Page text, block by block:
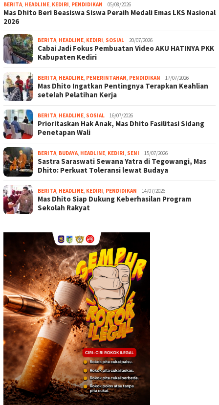
BERITA, HEADLINE, KEDIRI, PENDIDIKAN 05/08/2026
Mas Dhito Beri Beasiswa Siswa Peraih Medali Emas LKS Nasional
2026
BERITA, HEADLINE, KEDIRI, SOSIAL 20/07/2026
Cabai Jadi Fokus Pembuatan Video AKU HATINYA PKK
Kabupaten Kediri
BERITA, HEADLINE, PEMERINTAHAN, PENDIDIKAN 17/07/2026
Mas Dhito Ingatkan Pentingnya Terapkan Keahlian
setelah Pelatihan Kerja
BERITA, HEADLINE, SOSIAL 16/07/2026
Prioritaskan Hak Anak, Mas Dhito Fasilitasi Sidang
Penetapan Wali
BERITA, BUDAYA, HEADLINE, KEDIRI, SENI 15/07/2026
Sastra Saraswati Sewana Yatra di Tegowangi, Mas
Dhito: Perkuat Toleransi lewat Budaya
BERITA, HEADLINE, KEDIRI, PENDIDIKAN 14/07/2026
Mas Dhito Siap Dukung Keberhasilan Program
Sekolah Rakyat